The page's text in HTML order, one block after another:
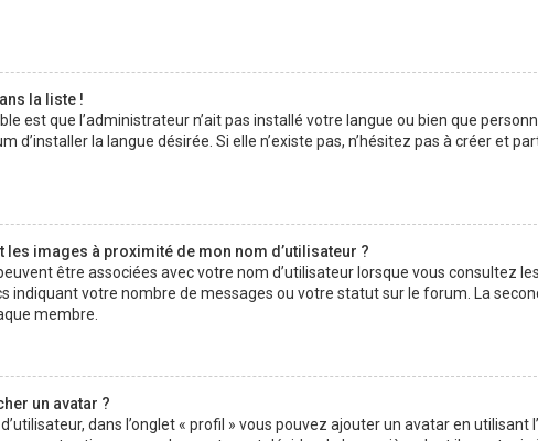
la liste !
est que l’administrateur n’ait pas installé votre langue ou bien que
d’installer la langue désirée. Si elle n’existe pas, n’hésitez pas à créer et
images à proximité de mon nom d’utilisateur ?
être associées avec votre nom d’utilisateur lorsque vous consultez
indiquant votre nombre de messages ou votre statut sur le forum. La
membre.
un avatar ?
dans l’onglet « profil » vous pouvez ajouter un avatar en